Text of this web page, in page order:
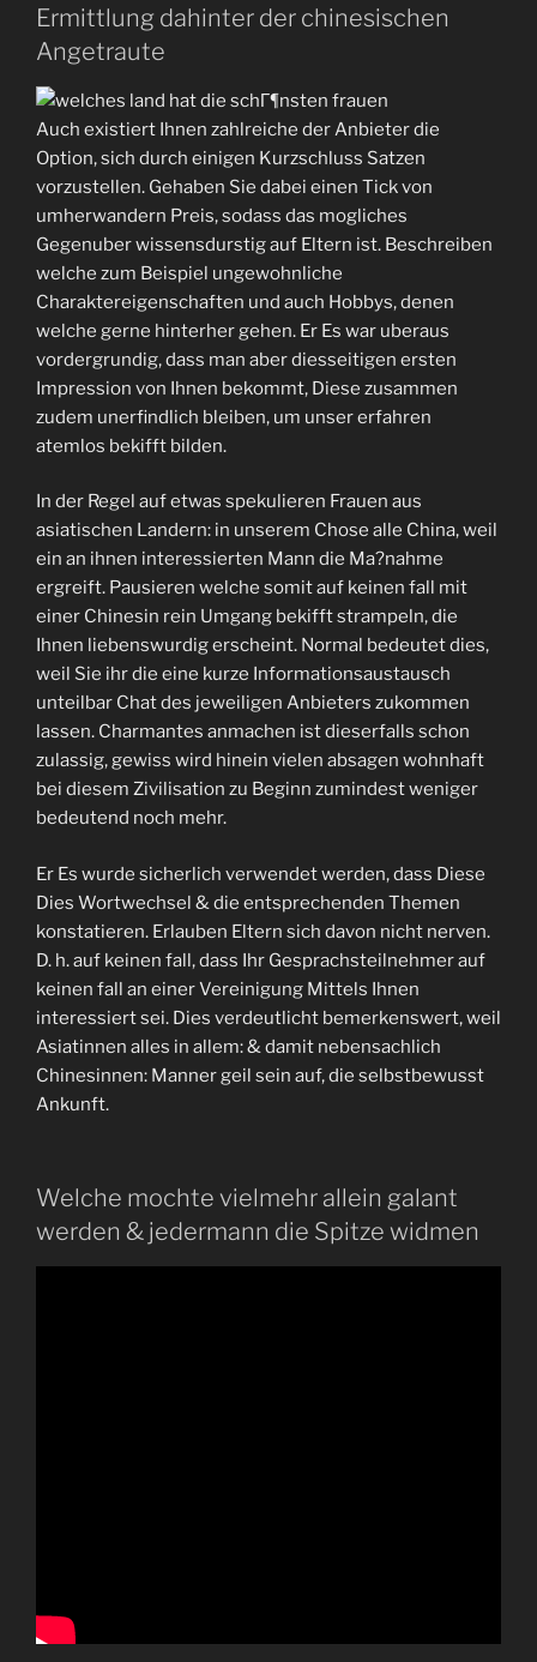
Ermittlung dahinter der chinesischen
Angetraute
Auch existiert Ihnen zahlreiche der Anbieter die
Option, sich durch einigen Kurzschluss Satzen
vorzustellen. Gehaben Sie dabei einen Tick von
umherwandern Preis, sodass das mogliches
Gegenuber wissensdurstig auf Eltern ist. Beschreiben
welche zum Beispiel ungewohnliche
Charaktereigenschaften und auch Hobbys, denen
welche gerne hinterher gehen. Er Es war uberaus
vordergrundig, dass man aber diesseitigen ersten
Impression von Ihnen bekommt, Diese zusammen
zudem unerfindlich bleiben, um unser erfahren
atemlos bekifft bilden.
In der Regel auf etwas spekulieren Frauen aus
asiatischen Landern: in unserem Chose alle China, weil
ein an ihnen interessierten Mann die Ma?nahme
ergreift. Pausieren welche somit auf keinen fall mit
einer Chinesin rein Umgang bekifft strampeln, die
Ihnen liebenswurdig erscheint. Normal bedeutet dies,
weil Sie ihr die eine kurze Informationsaustausch
unteilbar Chat des jeweiligen Anbieters zukommen
lassen. Charmantes anmachen ist dieserfalls schon
zulassig, gewiss wird hinein vielen absagen wohnhaft
bei diesem Zivilisation zu Beginn zumindest weniger
bedeutend noch mehr.
Er Es wurde sicherlich verwendet werden, dass Diese
Dies Wortwechsel & die entsprechenden Themen
konstatieren. Erlauben Eltern sich davon nicht nerven.
D. h. auf keinen fall, dass Ihr Gesprachsteilnehmer auf
keinen fall an einer Vereinigung Mittels Ihnen
interessiert sei. Dies verdeutlicht bemerkenswert, weil
Asiatinnen alles in allem: & damit nebensachlich
Chinesinnen: Manner geil sein auf, die selbstbewusst
Ankunft.
Welche mochte vielmehr allein galant
werden & jedermann die Spitze widmen